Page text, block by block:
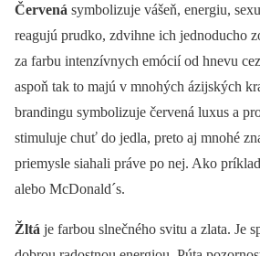
Červená symbolizuje vášeň, energiu,
reagujú prudko, zdvihne ich jednoducho
za farbu intenzívnych emócií od hnevu
aspoň tak to majú v mnohých ázijských
brandingu symbolizuje červená luxus a
stimuluje chuť do jedla, preto aj mnohé
priemysle siahali práve po nej. Ako
alebo McDonald´s.
Žltá je farbou slnečného svitu a zlata. Je